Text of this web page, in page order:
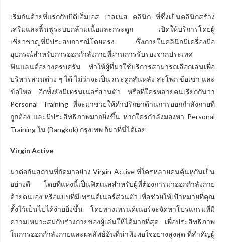
เริ่มกันด้วยที่แรกกับบีดีเอ็มเอส เวลเนส คลินิก ที่ซึ่งเป็นคลินิกสร้าง
เสริมและฟื้นฟูระบบกล้ามเนื้อและกระดูก เปิดให้บริการโดยผู้
เชี่ยวชาญที่มีประสบการณ์โดยตรง ซึ่งภายในคลินิกมีเครื่องมือ
อุปกรณ์สำหรับการออกกำลังกายที่ผ่านการรับรองจากประเทศ
ฟินแลนด์อย่างครบครัน ทำให้ผู้ที่มาใช้บริการสามารถเลือกเล่นเพื่อ
บริหารส่วนต่าง ๆ ได้ ไม่ว่าจะเป็น กระดูกสันหลัง สะโพก ข้อเข่า และ
ข้อไหล่ อีกทั้งยังมีเทรนเนอร์ส่วนตัว หรือที่ใครหลายคนเรียกกันว่า
Personal Training ที่จะมาช่วยให้คำปรึกษาด้านการออกกำลังกายที่
ถูกต้อง และมีประสิทธิภาพมากยิ่งขึ้น หากใครกำลังมองหา Personal
Training ใน (Bangkok) กรุงเทพ ก็มาที่นี่ได้เลย
Virgin Active
มาต่อกันสถานที่ถัดมาอย่าง Virgin Active ที่ใครหลายคนคุ้นหูกันเป็น
อย่างดี โดยที่แห่งนี้เป็นฟิตเนสสำหรับผู้ที่ต้องการมาออกกำลังกาย
ด้วยตนเอง หรือแบบที่มีเทรนด์เนอร์ส่วนตัว เพื่อช่วยให้เป้าหมายที่คุณ
ตั้งไว้เป็นไปได้ง่ายยิ่งขึ้น โดยทางเทรนด์เนอร์จะจัดหาโปรแกรมที่มี
ความเหมาะสมกับร่างกายของผู้เล่นให้ได้มากที่สุด เพื่อประสิทธิภาพ
ในการออกกำลังกายและผลลัพธ์อันที่น่าพึงพอใจอย่างสูงสุด ที่สำคัญผู้